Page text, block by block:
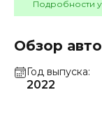
Подробности
Обзор
Год выпуска
2022